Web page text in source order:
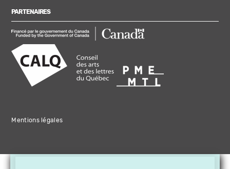
PARTENAIRES
Mentions légales